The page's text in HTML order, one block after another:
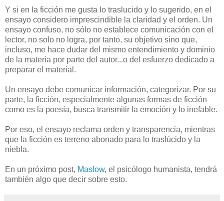
Y si en la ficción me gusta lo traslucido y lo sugerido, en el
ensayo considero imprescindible la claridad y el orden. Un
ensayo confuso, no sólo no establece comunicación con el
lector, no solo no logra, por tanto, su objetivo sino que,
incluso, me hace dudar del mismo entendimiento y dominio
de la materia por parte del autor...o del esfuerzo dedicado a
preparar el material.
Un ensayo debe comunicar información, categorizar. Por su
parte, la ficción, especialmente algunas formas de ficción
como es la poesía, busca transmitir la emoción y lo inefable.
Por eso, el ensayo reclama orden y transparencia, mientras
que la ficción es terreno abonado para lo traslúcido y la
niebla.
En un próximo post, Maslow, el psicólogo humanista, tendrá
también algo que decir sobre esto.